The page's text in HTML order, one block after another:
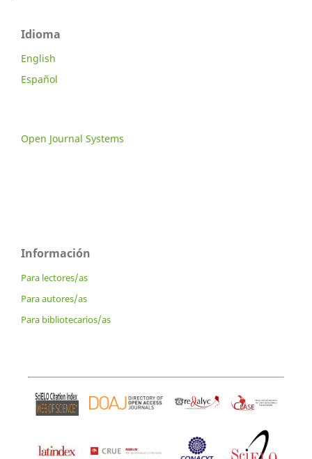
Idioma
English
Español
Open Journal Systems
Información
Para lectores/as
Para autores/as
Para bibliotecarios/as